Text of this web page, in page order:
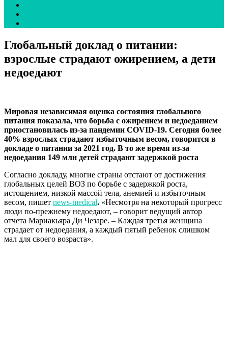
Глобальный доклад о питании:
взрослые страдают ожирением, а дети
недоедают
Мировая независимая оценка состояния глобального
питания показала, что борьба с ожирением и недоеданием
приостановилась из-за пандемии COVID-19. Сегодня более
40% взрослых страдают избыточным весом, говорится в
докладе о питании за 2021 год. В то же время из-за
недоедания 149 млн детей страдают задержкой роста
Согласно докладу, многие страны отстают от достижения
глобальных целей ВОЗ по борьбе с задержкой роста,
истощением, низкой массой тела, анемией и избыточным
весом, пишет news-medical. «Несмотря на некоторый прогресс
люди по-прежнему недоедают, – говорит ведущий автор
отчета Мариакьяра Ди Чезаре. – Каждая третья женщина
страдает от недоедания, а каждый пятый ребенок слишком
мал для своего возраста».